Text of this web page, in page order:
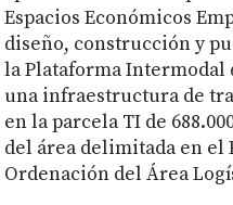
Espacios Económicos
diseño, construcción y
la Plataforma Intermodal
una infraestructura de
en la parcela TI de
del área delimitada en el
Ordenación del Área